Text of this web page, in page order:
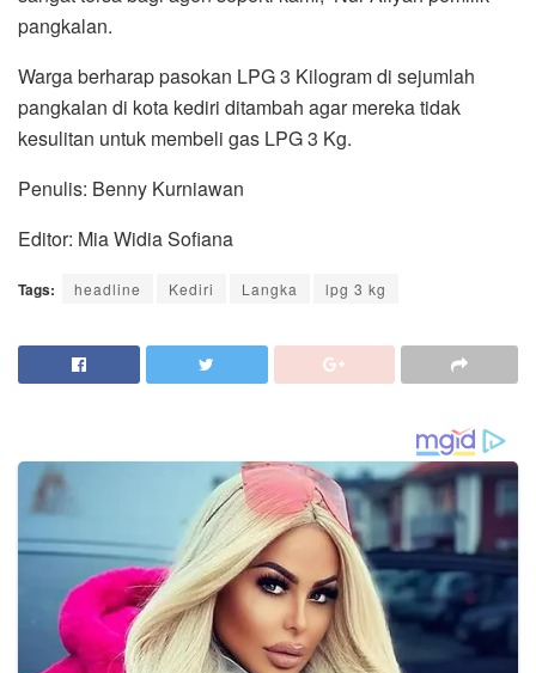
pangkalan.
Warga berharap pasokan LPG 3 Kilogram di sejumlah
pangkalan di kota kediri ditambah agar mereka tidak
kesulitan untuk membeli gas LPG 3 Kg.
Penulis: Benny Kurniawan
Editor: Mia Widia Sofiana
Tags: headline Kediri Langka lpg 3 kg